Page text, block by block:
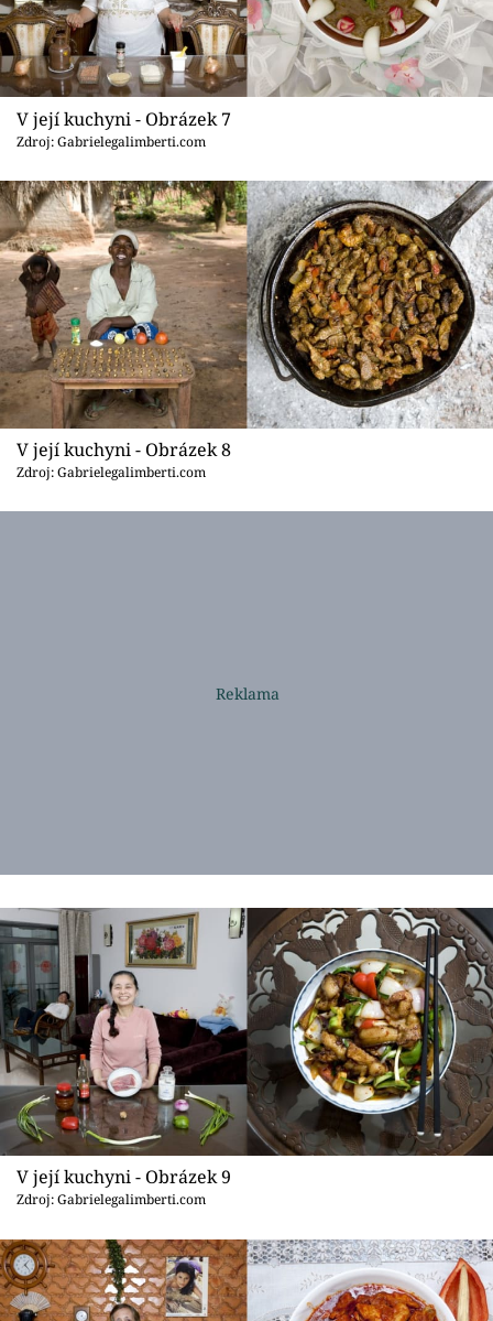
V její kuchyni - Obrázek 7
Zdroj: Gabrielegalimberti.com
V její kuchyni - Obrázek 8
Zdroj: Gabrielegalimberti.com
V její kuchyni - Obrázek 9
Zdroj: Gabrielegalimberti.com